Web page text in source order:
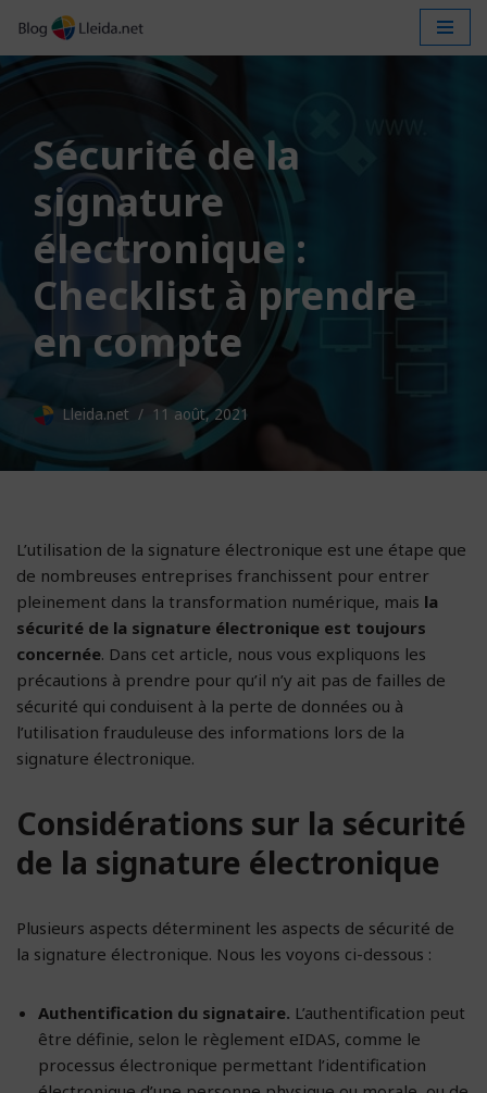
Aller
Sécurité de la
signature
électronique :
Checklist à prendre
en compte
Lleida.net 11 août, 2021
L’utilisation de la signature électronique est une étape que
de nombreuses entreprises franchissent pour entrer
pleinement dans la transformation numérique, mais la
sécurité de la signature électronique est toujours
concernée. Dans cet article, nous vous expliquons les
précautions à prendre pour qu’il n’y ait pas de failles de
sécurité qui conduisent à la perte de données ou à
l’utilisation frauduleuse des informations lors de la
signature électronique.
Considérations sur la sécurité
de la signature électronique
Plusieurs aspects déterminent les aspects de sécurité de
la signature électronique. Nous les voyons ci-dessous :
Authentification du signataire. L’authentification peut
être définie, selon le règlement eIDAS, comme le
processus électronique permettant l’identification